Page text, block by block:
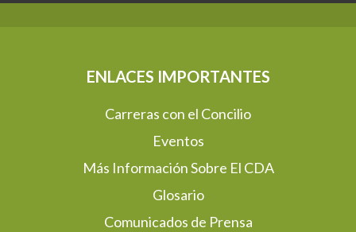
ENLACES IMPORTANTES
Carreras con el Concilio
Eventos
Más Información Sobre El CDA
Glosario
Comunicados de Prensa